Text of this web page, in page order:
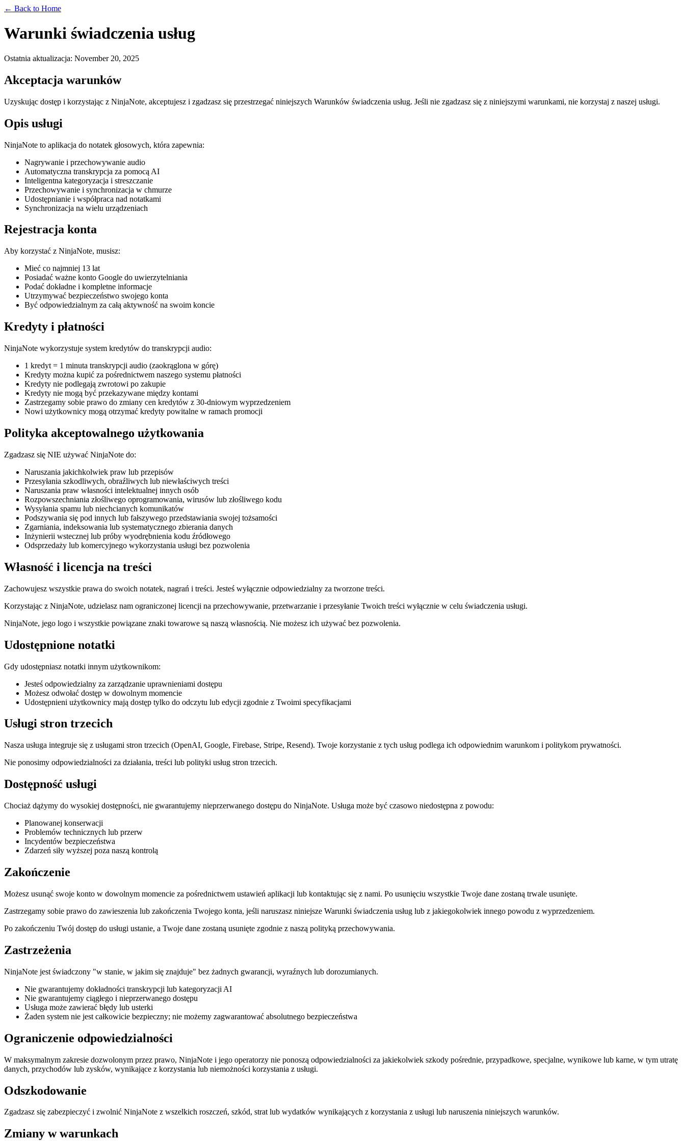
← Back to Home
Warunki świadczenia usług
Ostatnia aktualizacja: November 20, 2025
Akceptacja warunków
Uzyskując dostęp i korzystając z NinjaNote, akceptujesz i zgadzasz się przestrzegać niniejszych Warunków świadczenia usług. Jeśli nie zgadzasz się z niniejszymi warunkami, nie korzystaj z naszej usługi.
Opis usługi
NinjaNote to aplikacja do notatek głosowych, która zapewnia:
Nagrywanie i przechowywanie audio
Automatyczna transkrypcja za pomocą AI
Inteligentna kategoryzacja i streszczanie
Przechowywanie i synchronizacja w chmurze
Udostępnianie i współpraca nad notatkami
Synchronizacja na wielu urządzeniach
Rejestracja konta
Aby korzystać z NinjaNote, musisz:
Mieć co najmniej 13 lat
Posiadać ważne konto Google do uwierzytelniania
Podać dokładne i kompletne informacje
Utrzymywać bezpieczeństwo swojego konta
Być odpowiedzialnym za całą aktywność na swoim koncie
Kredyty i płatności
NinjaNote wykorzystuje system kredytów do transkrypcji audio:
1 kredyt = 1 minuta transkrypcji audio (zaokrąglona w górę)
Kredyty można kupić za pośrednictwem naszego systemu płatności
Kredyty nie podlegają zwrotowi po zakupie
Kredyty nie mogą być przekazywane między kontami
Zastrzegamy sobie prawo do zmiany cen kredytów z 30-dniowym wyprzedzeniem
Nowi użytkownicy mogą otrzymać kredyty powitalne w ramach promocji
Polityka akceptowalnego użytkowania
Zgadzasz się NIE używać NinjaNote do:
Naruszania jakichkolwiek praw lub przepisów
Przesyłania szkodliwych, obraźliwych lub niewłaściwych treści
Naruszania praw własności intelektualnej innych osób
Rozpowszechniania złośliwego oprogramowania, wirusów lub złośliwego kodu
Wysyłania spamu lub niechcianych komunikatów
Podszywania się pod innych lub fałszywego przedstawiania swojej tożsamości
Zgarniania, indeksowania lub systematycznego zbierania danych
Inżynierii wstecznej lub próby wyodrębnienia kodu źródłowego
Odsprzedaży lub komercyjnego wykorzystania usługi bez pozwolenia
Własność i licencja na treści
Zachowujesz wszystkie prawa do swoich notatek, nagrań i treści. Jesteś wyłącznie odpowiedzialny za tworzone treści.
Korzystając z NinjaNote, udzielasz nam ograniczonej licencji na przechowywanie, przetwarzanie i przesyłanie Twoich treści wyłącznie w celu świadczenia usługi.
NinjaNote, jego logo i wszystkie powiązane znaki towarowe są naszą własnością. Nie możesz ich używać bez pozwolenia.
Udostępnione notatki
Gdy udostępniasz notatki innym użytkownikom:
Jesteś odpowiedzialny za zarządzanie uprawnieniami dostępu
Możesz odwołać dostęp w dowolnym momencie
Udostępnieni użytkownicy mają dostęp tylko do odczytu lub edycji zgodnie z Twoimi specyfikacjami
Usługi stron trzecich
Nasza usługa integruje się z usługami stron trzecich (OpenAI, Google, Firebase, Stripe, Resend). Twoje korzystanie z tych usług podlega ich odpowiednim warunkom i politykom prywatności.
Nie ponosimy odpowiedzialności za działania, treści lub polityki usług stron trzecich.
Dostępność usługi
Chociaż dążymy do wysokiej dostępności, nie gwarantujemy nieprzerwanego dostępu do NinjaNote. Usługa może być czasowo niedostępna z powodu:
Planowanej konserwacji
Problemów technicznych lub przerw
Incydentów bezpieczeństwa
Zdarzeń siły wyższej poza naszą kontrolą
Zakończenie
Możesz usunąć swoje konto w dowolnym momencie za pośrednictwem ustawień aplikacji lub kontaktując się z nami. Po usunięciu wszystkie Twoje dane zostaną trwale usunięte.
Zastrzegamy sobie prawo do zawieszenia lub zakończenia Twojego konta, jeśli naruszasz niniejsze Warunki świadczenia usług lub z jakiegokolwiek innego powodu z wyprzedzeniem.
Po zakończeniu Twój dostęp do usługi ustanie, a Twoje dane zostaną usunięte zgodnie z naszą polityką przechowywania.
Zastrzeżenia
NinjaNote jest świadczony "w stanie, w jakim się znajduje" bez żadnych gwarancji, wyraźnych lub dorozumianych.
Nie gwarantujemy dokładności transkrypcji lub kategoryzacji AI
Nie gwarantujemy ciągłego i nieprzerwanego dostępu
Usługa może zawierać błędy lub usterki
Żaden system nie jest całkowicie bezpieczny; nie możemy zagwarantować absolutnego bezpieczeństwa
Ograniczenie odpowiedzialności
W maksymalnym zakresie dozwolonym przez prawo, NinjaNote i jego operatorzy nie ponoszą odpowiedzialności za jakiekolwiek szkody pośrednie, przypadkowe, specjalne, wynikowe lub karne, w tym utratę
danych, przychodów lub zysków, wynikające z korzystania lub niemożności korzystania z usługi.
Odszkodowanie
Zgadzasz się zabezpieczyć i zwolnić NinjaNote z wszelkich roszczeń, szkód, strat lub wydatków wynikających z korzystania z usługi lub naruszenia niniejszych warunków.
Zmiany w warunkach